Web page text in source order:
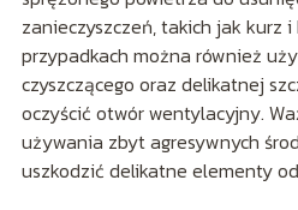
zanieczyszczeń, takich jak kurz
przypadkach można również
czyszczącego oraz delikatnej
oczyścić otwór wentylacyjny.
używania zbyt agresywnych
uszkodzić delikatne elementy